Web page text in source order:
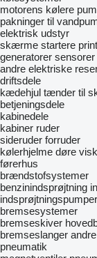
motorens kølere
pakninger til
elektrisk udstyr
skærme startere
generatorer sensorer
andre elektriske
driftsdele
kædehjul tænder til
betjeningsdele
kabinedele
kabiner ruder
sideruder forruder
kølerhjelme døre
førerhus
brændstofsystemer
benzinindsprøjtning
indsprøjtningspumper
bremsesystemer
bremseskiver
bremseslanger
pneumatik